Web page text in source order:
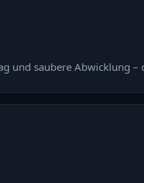
und saubere Abwicklung